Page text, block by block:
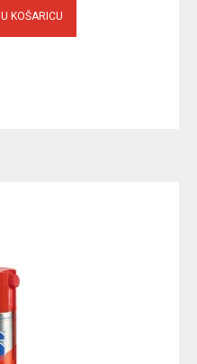
KOŠARICU